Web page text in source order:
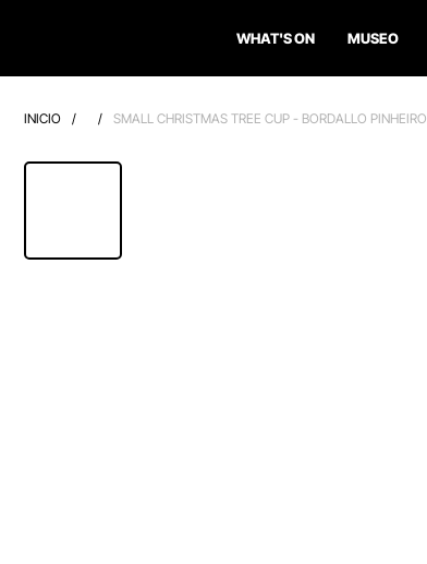
WHAT'S ON MUSEO
INICIO / / SMALL CHRISTMAS TREE CUP - BORDALLO PINHEIRO